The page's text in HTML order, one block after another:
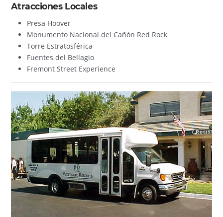
Atracciones Locales
Presa Hoover
Monumento Nacional del Cañón Red Rock
Torre Estratosférica
Fuentes del Bellagio
Fremont Street Experience